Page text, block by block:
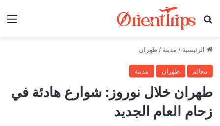
بحث عن
الرئيسية / مدينة / طهران
معالم طهران مدينة
طهران خلال نوروز: شوارع هادئة في
زحام العام الجديد